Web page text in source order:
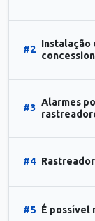
#2
Instalação
#3
Alarmes
#4
#5 É possível